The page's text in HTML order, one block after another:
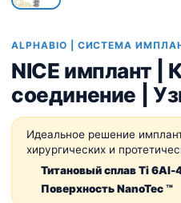
ALPHABIO | СИСТЕМА
NICE имплант |
соединение |
Идеальное решение
хирургических и
Титановый сплав Ti 6Al-
Поверхность NanoTec ™